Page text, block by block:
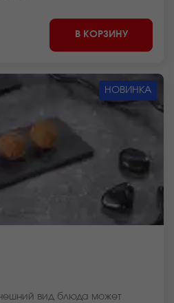
В КОРЗИНУ
НОВИНКА
вид блюда может